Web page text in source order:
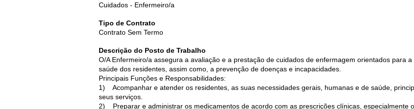
Cuidados - Enfermeiro/a
Tipo de Contrato
Contrato Sem Termo
Descrição do Posto de Trabalho
O/A Enfermeiro/a assegura a avaliação e a prestação de cuidados de enfermagem orientados para
saúde dos residentes, assim como, a prevenção de doenças e incapacidades.
Principais Funções e Responsabilidades:
1) Acompanhar e atender os residentes, as suas necessidades gerais, humanas e de saúde,
seus serviços.
2) Preparar e administrar os medicamentos de acordo com as prescrições clínicas, especialmente